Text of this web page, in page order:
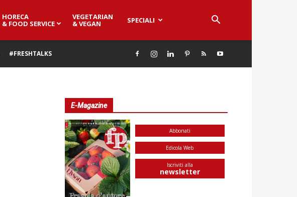
HORECA
& FOOD SERVICE
VEGETARIAN
& VEGAN SPECIALI
#FRESHTALKS
E-Magazine
Abbonati
Edicola Web
Iscriviti alla
newsletter